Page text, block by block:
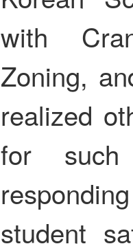
with
Zoning,
realized
for
student